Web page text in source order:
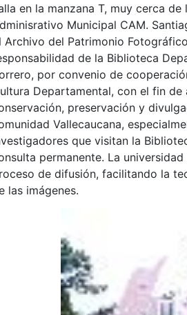
en la manzana T, muy cerca
Municipal CAM.
Archivo del Patrimonio
de la Biblioteca
por convenio de
Departamental, con el fin de
preservación y
Vallecaucana,
que visitan la
permanente. La
de difusión, facilitando la
las imágenes.